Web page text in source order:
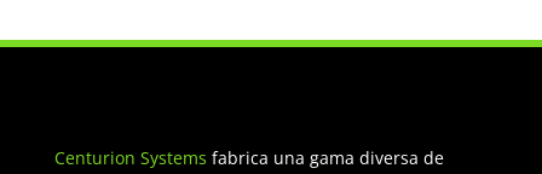
Centurion Systems fabrica una gama diversa de